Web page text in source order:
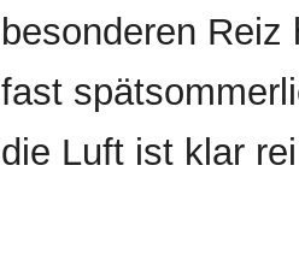
besonderen
fast
die Luft ist klar